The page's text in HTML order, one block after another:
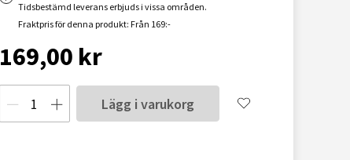
Tidsbestämd leverans erbjuds i vissa områden.
Fraktpris för denna produkt: Från 169:-
169,00 kr
Lägg i varukorg